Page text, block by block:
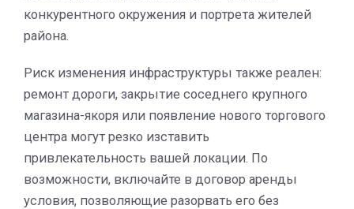
конкурентного окружения и портрета жителей
района.
Риск изменения инфраструктуры также реален:
ремонт дороги, закрытие соседнего крупного
магазина-якоря или появление нового торгового
центра могут резко изставить
привлекательность вашей локации. По
возможности, включайте в договор аренды
условия, позволяющие разорвать его без